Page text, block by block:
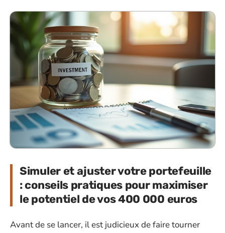
Simuler et ajuster votre portefeuille
: conseils pratiques pour maximiser
le potentiel de vos 400 000 euros
Avant de se lancer, il est judicieux de faire tourner